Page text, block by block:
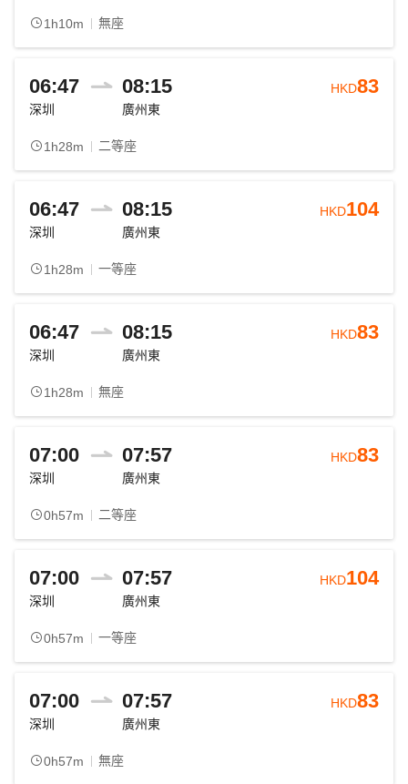
1h10m 無座
06:47 08:15
深圳 廣州東
1h28m 二等座
HKD83
06:47 08:15
深圳 廣州東
1h28m 一等座
HKD104
06:47 08:15
深圳 廣州東
1h28m 無座
HKD83
07:00 07:57
深圳 廣州東
0h57m 二等座
HKD83
07:00 07:57
深圳 廣州東
0h57m 一等座
HKD104
07:00 07:57
深圳 廣州東
0h57m 無座
HKD83